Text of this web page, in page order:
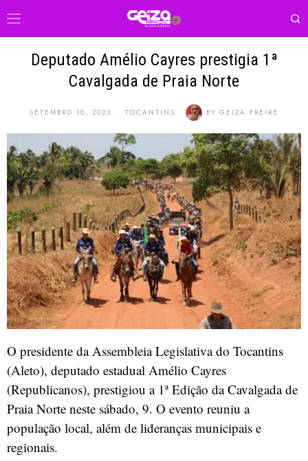
Deputado Amélio Cayres prestigia 1ª
Cavalgada de Praia Norte
SETEMBRO 10, 2023 TOCANTINS BY GEIZA FREIRE
O presidente da Assembleia Legislativa do Tocantins
(Aleto), deputado estadual Amélio Cayres
(Republicanos), prestigiou a 1ª Edição da Cavalgada de
Praia Norte neste sábado, 9. O evento reuniu a
população local, além de lideranças municipais e
regionais.